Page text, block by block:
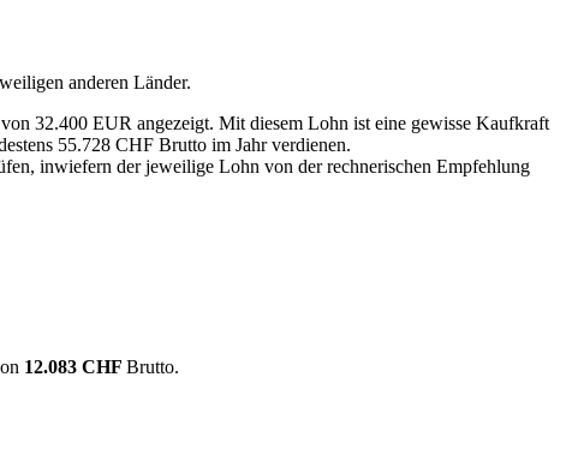
anderen Länder.
32.400 EUR angezeigt. Mit diesem Lohn ist eine gewisse Kaufkraft
55.728 CHF Brutto im Jahr verdienen.
inwiefern der jeweilige Lohn von der rechnerischen Empfehlung
12.083 CHF Brutto.